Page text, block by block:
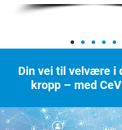
Din vei til velvære i
kropp – med